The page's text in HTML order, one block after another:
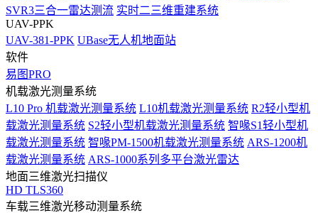
SVR3三合一雷达测流 实时二三维重建系统
UAV-PPK
UAV-381-PPK UBase无人机地面站
软件
易图PRO
机载激光测量系统
L10 Pro 机载激光测量系统 L10机载激光测量系统 R2轻小型机
载激光测量系统 S2轻小型机载激光测量系统 智喙S1轻小型机
载激光测量系统 智喙PM-1500机载激光测量系统 ARS-1200机
载激光测量系统 ARS-1000系列多平台激光雷达
地面三维激光扫描仪
HD TLS360
车载三维激光移动测量系统